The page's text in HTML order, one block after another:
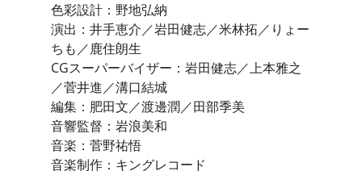
色彩設計：野地弘納
演出：井手恵介／岩田健志／米林拓／りょー
ちも／鹿住朗生
CGスーパーバイザー：岩田健志／上本雅之
／菅井進／溝口結城
編集：肥田文／渡邊潤／田部季美
音響監督：岩浪美和
音楽：菅野祐悟
音楽制作：キングレコード